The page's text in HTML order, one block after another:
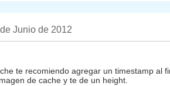
Junio de 2012
te recomiendo agregar un timestamp al
de cache y te de un height.